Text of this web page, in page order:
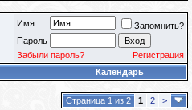
Имя
Запомнить?
Пароль
Забыли пароль?
Регистрация
Календарь
Страница 1 из 2 1 2 >